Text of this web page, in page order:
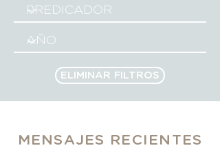
ELIMINAR FILTROS
MENSAJES RECIENTES